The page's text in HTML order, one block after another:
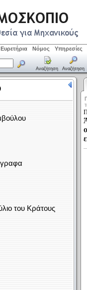
Ευρετήρια Νόμος Υπηρεσίες
Αναζήτηση Αναζήτηση